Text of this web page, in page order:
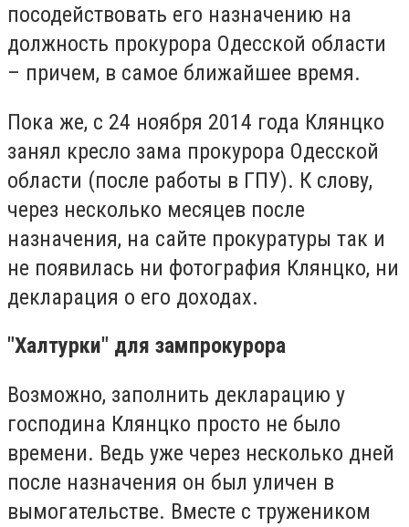
посодействовать его назначению на
должность прокурора Одесской области
– причем, в самое ближайшее время.
Пока же, с 24 ноября 2014 года Клянцко
занял кресло зама прокурора Одесской
области (после работы в ГПУ). К слову,
через несколько месяцев после
назначения, на сайте прокуратуры так и
не появилась ни фотография Клянцко, ни
декларация о его доходах.
"Халтурки" для зампрокурора
Возможно, заполнить декларацию у
господина Клянцко просто не было
времени. Ведь уже через несколько дней
после назначения он был уличен в
вымогательстве. Вместе с тружеником